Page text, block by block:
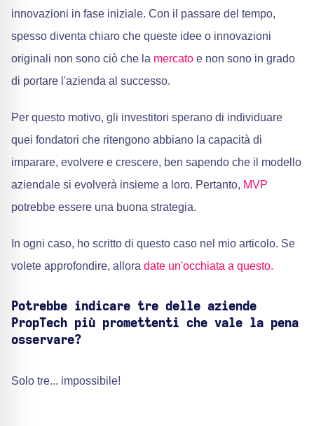
innovazioni in fase iniziale. Con il passare del tempo,
spesso diventa chiaro che queste idee o innovazioni
originali non sono ciò che la mercato e non sono in grado
di portare l'azienda al successo.
Per questo motivo, gli investitori sperano di individuare
quei fondatori che ritengono abbiano la capacità di
imparare, evolvere e crescere, ben sapendo che il modello
aziendale si evolverà insieme a loro. Pertanto, MVP
potrebbe essere una buona strategia.
In ogni caso, ho scritto di questo caso nel mio articolo. Se
volete approfondire, allora date un'occhiata a questo.
Potrebbe indicare tre delle aziende
PropTech più promettenti che vale la pena
osservare?
Solo tre... impossibile!